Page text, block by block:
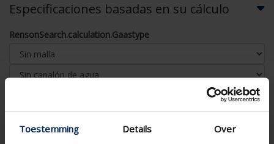
Toestemming Details Over
Especificaciones basadas en su cálculo
RensonSearch.calculation.Gaastype